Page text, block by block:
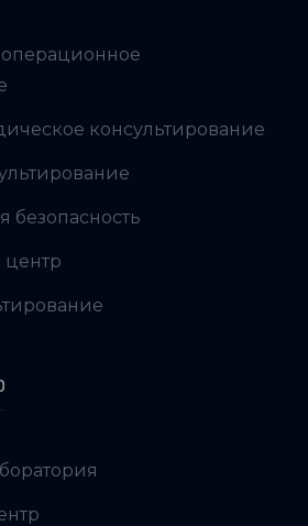
операционное
консультирование
безопасность
центр